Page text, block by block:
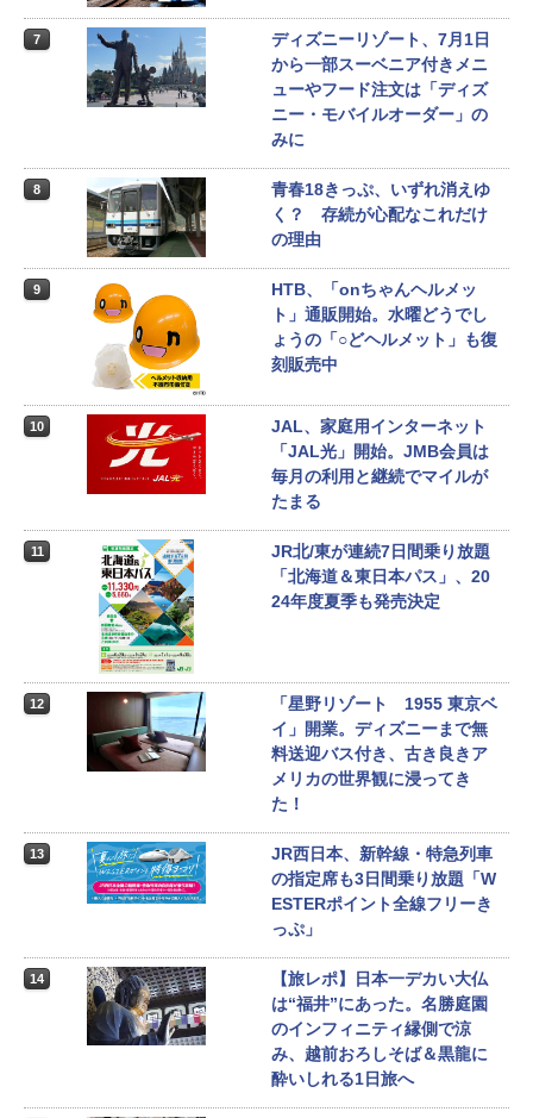
7
ディズニーリゾート、7月1日
から一部スーベニア付きメニ
ューやフード注文は「ディズ
ニー・モバイルオーダー」の
みに
8
青春18きっぷ、いずれ消えゆ
く？ 存続が心配なこれだけ
の理由
9
HTB、「onちゃんヘルメッ
ト」通販開始。水曜どうでし
ょうの「○どヘルメット」も復
刻販売中
10
JAL、家庭用インターネット
「JAL光」開始。JMB会員は
毎月の利用と継続でマイルが
たまる
11
JR北/東が連続7日間乗り放題
「北海道＆東日本パス」、20
24年度夏季も発売決定
12
「星野リゾート 1955 東京ベ
イ」開業。ディズニーまで無
料送迎バス付き、古き良きア
メリカの世界観に浸ってき
た！
13
JR西日本、新幹線・特急列車
の指定席も3日間乗り放題「W
ESTERポイント全線フリーき
っぷ」
14
【旅レポ】日本一デカい大仏
は“福井”にあった。名勝庭園
のインフィニティ縁側で涼
み、越前おろしそば＆黒龍に
酔いしれる1日旅へ